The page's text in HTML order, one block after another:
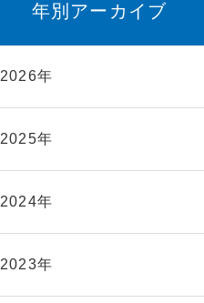
年別アーカイブ
2026年
2025年
2024年
2023年